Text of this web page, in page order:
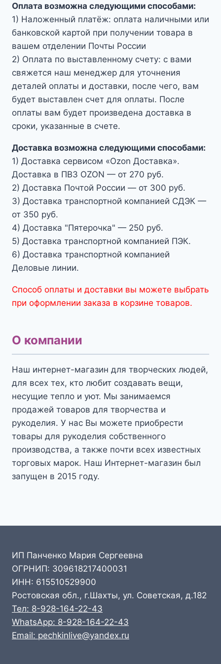
Оплата возможна следующими способами:
1) Наложенный платёж: оплата наличными или
банковской картой при получении товара в
вашем отделении Почты России
2) Оплата по выставленному счету: с вами
свяжется наш менеджер для уточнения
деталей оплаты и доставки, после чего, вам
будет выставлен счет для оплаты. После
оплаты вам будет произведена доставка в
сроки, указанные в счете.
Доставка возможна следующими способами:
1) Доставка сервисом «Ozon Доставка».
Доставка в ПВЗ OZON — от 270 руб.
2) Доставка Почтой России — от 300 руб.
3) Доставка транспортной компанией СДЭК —
от 350 руб.
4) Доставка "Пятерочка" — 250 руб.
5) Доставка транспортной компанией ПЭК.
6) Доставка транспортной компанией
Деловые линии.
Способ оплаты и доставки вы можете выбрать
при оформлении заказа в корзине товаров.
О компании
Наш интернет-магазин для творческих людей,
для всех тех, кто любит создавать вещи,
несущие тепло и уют. Мы занимаемся
продажей товаров для творчества и
рукоделия. У нас Вы можете приобрести
товары для рукоделия собственного
производства, а также почти всех известных
торговых марок. Наш Интернет-магазин был
запущен в 2015 году.
ИП Панченко Мария Сергеевна
ОГРНИП: 309618217400031
ИНН: 615510529900
Ростовская обл., г.Шахты, ул. Советская, д.182
Тел: 8-928-164-22-43
WhatsApp: 8-928-164-22-43
Email: pechkinlive@yandex.ru